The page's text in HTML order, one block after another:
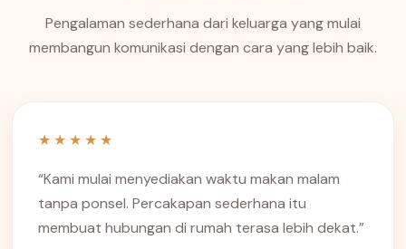
Pengalaman sederhana dari keluarga yang mulai
membangun komunikasi dengan cara yang lebih baik.
★★★★★
“Kami mulai menyediakan waktu makan malam
tanpa ponsel. Percakapan sederhana itu
membuat hubungan di rumah terasa lebih dekat.”